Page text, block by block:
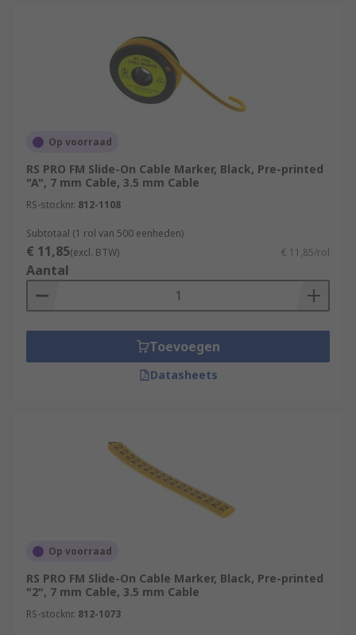
Op voorraad
RS PRO FM Slide-On Cable Marker, Black, Pre-printed
"A", 7 mm Cable, 3.5 mm Cable
RS-stocknr. 812-1108
Subtotaal (1 rol van 500 eenheden)
€ 11,85(excl. BTW) € 11,85/rol
Aantal
Toevoegen
Datasheets
Op voorraad
RS PRO FM Slide-On Cable Marker, Black, Pre-printed
"2", 7 mm Cable, 3.5 mm Cable
RS-stocknr. 812-1073